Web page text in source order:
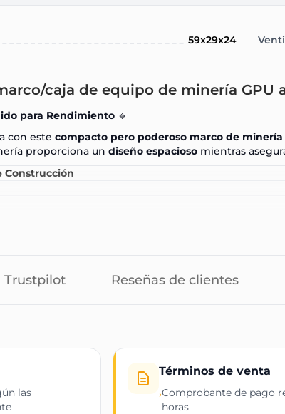
59x29x24
caja de equipo de minería GPU
para Rendimiento 🔹
con este compacto pero poderoso marco de minería
proporciona un diseño espacioso mientras
Construcción
Trustpilot Reseñas de clientes
las
Términos de venta
›Comprobante de pago
horas